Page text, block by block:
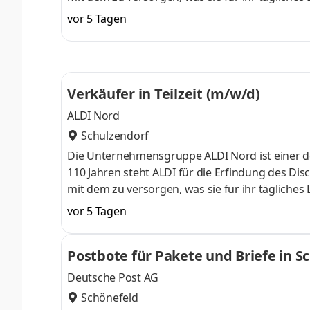
und schnell. Dazu gehört auch, das Einkaufen
Dafür geben wir jeden Tag unser Bestes und
ist die Power, mit der wir Erfolgsgeschichte
vor 5 Tagen
Verkäufer in Teilzeit (m/w/d)
ALDI Nord
Schulzendorf
Die Unternehmensgruppe ALDI Nord ist einer
110 Jahren steht ALDI für die Erfindung des
mit dem zu versorgen, was sie für ihr
und schnell. Dazu gehört auch, das Einkaufen
Dafür geben wir jeden Tag unser Bestes und
ist die Power, mit der wir Erfolgsgeschichte
90.000 Mitarbei
vor 5 Tagen
Postbote für Pakete und Briefe in
Deutsche Post AG
Schönefeld